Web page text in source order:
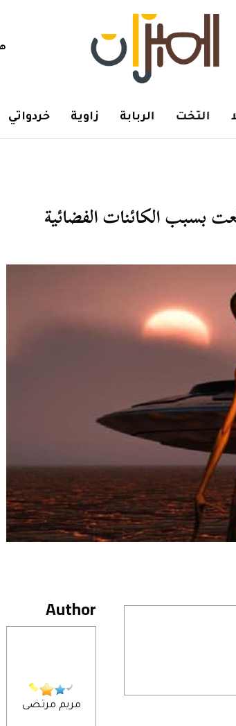
التخت الربابة زاوية خردواتي
بسبب الكائنات الفضائية
Author
مريم مرتضى